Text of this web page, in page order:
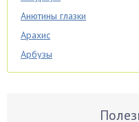
Анютины глазки
Арахис
Арбузы
Аспарагус